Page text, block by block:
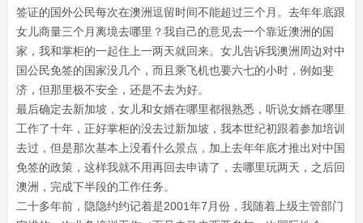
签证的国外公民每次在澳洲逗留时间不能超过三个月。去年年底跟
女儿商量三个月离境去哪里？我自己的意见去一个靠近澳洲的国
家，我和掌柜的一起住上一两天就回来。女儿告诉我澳洲周边对中
国公民免签的国家没几个，而且乘飞机也要六七的小时，例如斐
济，但那里极不安全，还是不去为好。
最后确定去新加坡，女儿和女婿在哪里都很熟悉，听说女婿在哪里
工作了十年，正好掌柜的没去过新加坡，我本世纪初跟着参加培训
去过，但是那次基本上没看什么景点，加上去年年底才推出对中国
免签的政策，这样我就不用再回去申请了，去哪里玩两天，之后回
澳洲，完成下半段的工作任务。
二十多年前，隐隐约约记着是2001年7月份，我随着上级主管部门